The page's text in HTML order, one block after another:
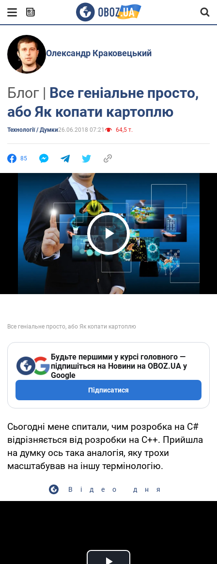
Олександр Краковецький
Блог | Все геніальне просто,
або Як копати картоплю
Технології / Думки26.06.2018 07:21 64,5 т.
85
Play Video
Будьте першими у курсі головного —
підпишіться на Новини на OBOZ.UA у
Google
Підписатися
Сьогодні мене спитали, чим розробка на C#
відрізняється від розробки на C++. Прийшла
на думку ось така аналогія, яку трохи
масштабував на іншу термінологію.
Відео дня